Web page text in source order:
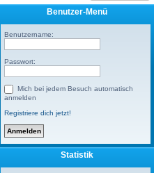
Benutzer-Menü
Benutzername:
Passwort:
Mich bei jedem Besuch automatisch
anmelden
Registriere dich jetzt!
Statistik